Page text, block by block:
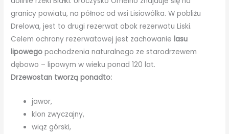
granicy powiatu, na północ od wsi Lisiowólka. W pobliżu
Drelowa, jest to drugi rezerwat obok rezerwatu Liski.
Celem ochrony rezerwatowej jest zachowanie lasu
lipowego pochodzenia naturalnego ze starodrzewem
dębowo – lipowym w wieku ponad 120 lat.
Drzewostan tworzą ponadto:
jawor,
klon zwyczajny,
wiąz górski,